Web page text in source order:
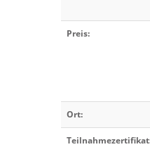
Preis:
Ort: